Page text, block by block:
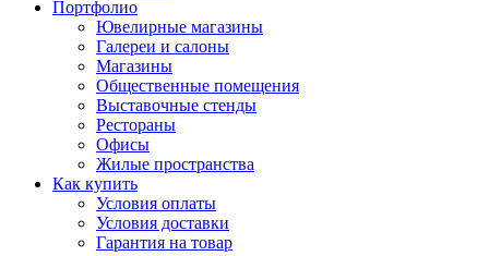
Портфолио
Ювелирные магазины
Галереи и салоны
Магазины
Общественные помещения
Выставочные стенды
Рестораны
Офисы
Жилые пространства
Как купить
Условия оплаты
Условия доставки
Гарантия на товар